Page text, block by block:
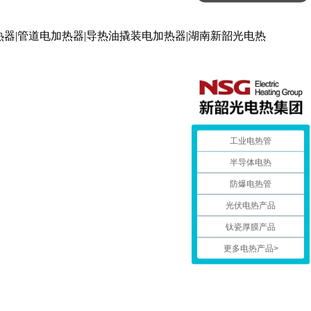
工业电热管
半导体电热
防爆电热管
光伏电热产品
钛瓷厚膜产品
更多电热产品>